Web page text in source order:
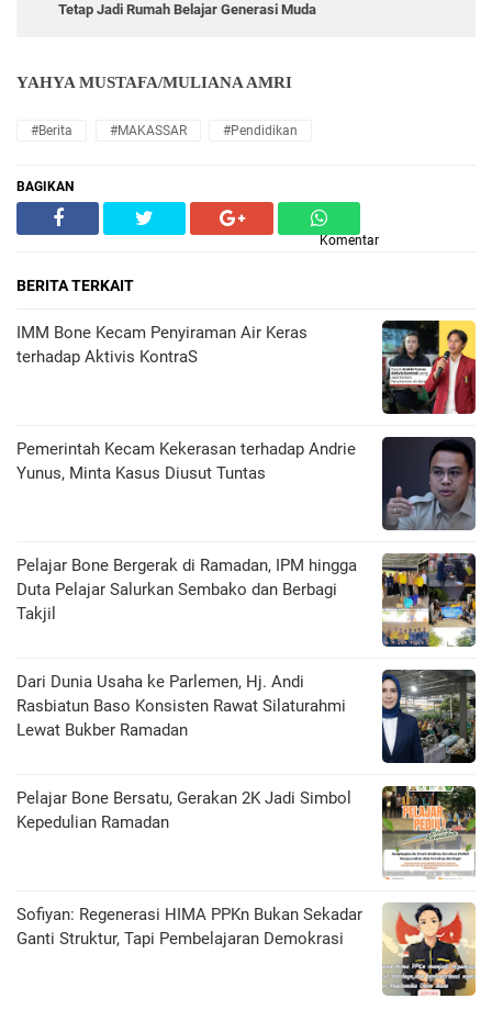
Tetap Jadi Rumah Belajar Generasi Muda
YAHYA MUSTAFA/MULIANA AMRI
#Berita #MAKASSAR #Pendidikan
BAGIKAN
Komentar
BERITA TERKAIT
IMM Bone Kecam Penyiraman Air Keras
terhadap Aktivis KontraS
Pemerintah Kecam Kekerasan terhadap Andrie
Yunus, Minta Kasus Diusut Tuntas
Pelajar Bone Bergerak di Ramadan, IPM hingga
Duta Pelajar Salurkan Sembako dan Berbagi
Takjil
Dari Dunia Usaha ke Parlemen, Hj. Andi
Rasbiatun Baso Konsisten Rawat Silaturahmi
Lewat Bukber Ramadan
Pelajar Bone Bersatu, Gerakan 2K Jadi Simbol
Kepedulian Ramadan
Sofiyan: Regenerasi HIMA PPKn Bukan Sekadar
Ganti Struktur, Tapi Pembelajaran Demokrasi